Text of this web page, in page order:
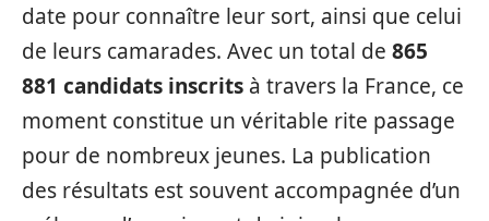
date pour connaître leur sort, ainsi que celui
de leurs camarades. Avec un total de 865
881 candidats inscrits à travers la France, ce
moment constitue un véritable rite passage
pour de nombreux jeunes. La publication
des résultats est souvent accompagnée d’un